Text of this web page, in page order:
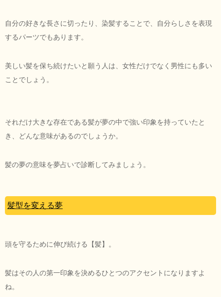
自分の好きな長さに切ったり、染髪することで、自分らしさを表現
するパーツでもあります。
美しい髪を保ち続けたいと願う人は、女性だけでなく男性にも多い
ことでしょう。
それだけ大きな存在である髪が夢の中で強い印象を持っていたと
き、どんな意味があるのでしょうか。
髪の夢の意味を夢占いで診断してみましょう。
髪型を変える夢
頭を守るために伸び続ける【髪】。
髪はその人の第一印象を決めるひとつのアクセントになりますよ
ね。